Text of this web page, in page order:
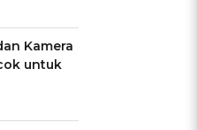
Kamera
untuk